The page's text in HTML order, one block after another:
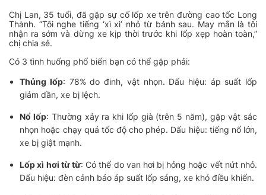
Chị Lan, 35 tuổi, đã gặp sự cố lốp xe trên đường cao tốc Long
Thành. “Tôi nghe tiếng ‘xì xì’ nhỏ từ bánh sau. May mắn là tôi
nhận ra sớm và dừng xe kịp thời trước khi lốp xẹp hoàn toàn,”
chị chia sẻ.
Có 3 tình huống phổ biến bạn có thể gặp phải:
Thủng lốp: 78% do đinh, vật nhọn. Dấu hiệu: áp suất lốp
giảm dần, xe bị lệch.
Nổ lốp: Thường xảy ra khi lốp già (trên 5 năm), gặp vật sắc
nhọn hoặc chạy quá tốc độ cho phép. Dấu hiệu: tiếng nổ lớn,
xe bị giật mạnh.
Lốp xì hơi từ từ: Có thể do van hơi bị hỏng hoặc vết nứt nhỏ.
Dấu hiệu: đèn cảnh báo áp suất lốp sáng, xe khó điều khiển.